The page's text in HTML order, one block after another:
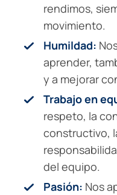
rendimos,
movimiento.
Humildad:
aprender,
y a mejorar
Trabajo en
respeto, la
constructivo,
del equipo.
Pasión: Nos